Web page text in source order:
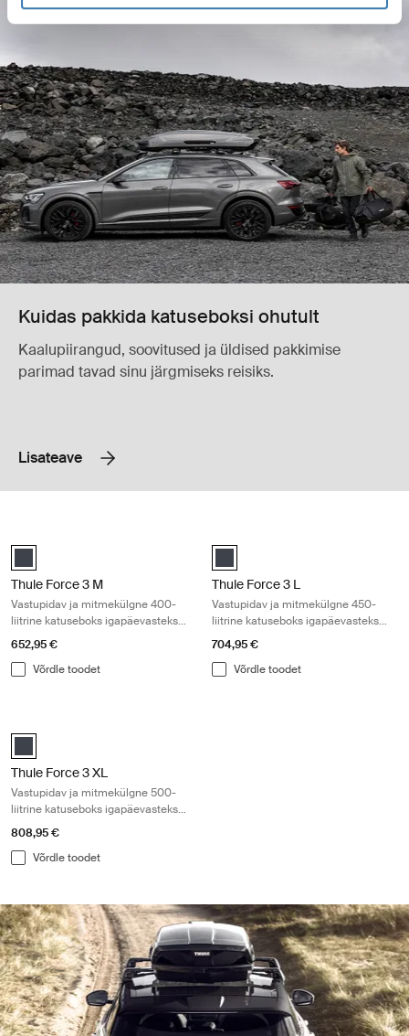
Kuidas pakkida katuseboksi ohutult
Kaalupiirangud, soovitused ja üldised pakkimise
parimad tavad sinu järgmiseks reisiks.
Lisateave
black matte (selected)
Thule Force 3 M
Vastupidav ja mitmekülgne 400-
liitrine katuseboks igapäevasteks
reisivajadusteks
652,95 €
Võrdle toodet
black matte (selected)
Thule Force 3 L
Vastupidav ja mitmekülgne 450-
liitrine katuseboks igapäevasteks
reisivajadusteks
704,95 €
Võrdle toodet
black matte (selected)
Thule Force 3 XL
Vastupidav ja mitmekülgne 500-
liitrine katuseboks igapäevasteks
reisivajadusteks
808,95 €
Võrdle toodet